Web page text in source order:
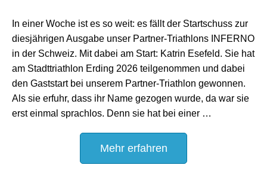
In einer Woche ist es so weit: es fällt der Startschuss zur
diesjährigen Ausgabe unser Partner-Triathlons INFERNO
in der Schweiz. Mit dabei am Start: Katrin Esefeld. Sie hat
am Stadttriathlon Erding 2026 teilgenommen und dabei
den Gaststart bei unserem Partner-Triathlon gewonnen.
Als sie erfuhr, dass ihr Name gezogen wurde, da war sie
erst einmal sprachlos. Denn sie hat bei einer …
Mehr erfahren